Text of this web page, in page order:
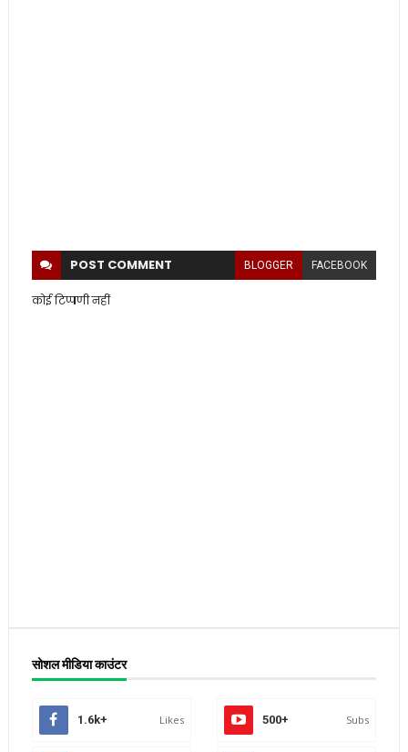
POST COMMENT BLOGGER FACEBOOK
कोई टिप्पणी नहीं
सोशल मीडिया काउंटर
1.6k+ Likes 500+ Subs